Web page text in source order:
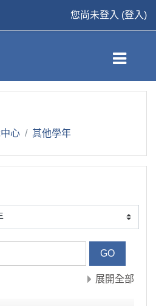
您尚未登入 (登入)
心 其他學年
展開全部